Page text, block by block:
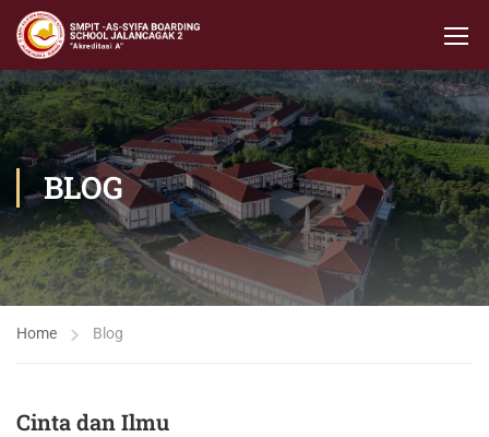
BLOG
Home Blog
Cinta dan Ilmu